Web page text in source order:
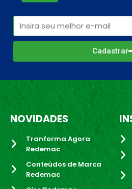
Cadastrar
NOVIDADES
Tranforma Agora
Redemac
Conteúdos de Marca
Redemac